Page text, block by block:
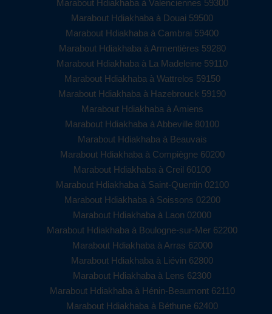
Marabout Hdiakhaba à Valenciennes 59300
Marabout Hdiakhaba à Douai 59500
Marabout Hdiakhaba à Cambrai 59400
Marabout Hdiakhaba à Armentières 59280
Marabout Hdiakhaba à La Madeleine 59110
Marabout Hdiakhaba à Wattrelos 59150
Marabout Hdiakhaba à Hazebrouck 59190
Marabout Hdiakhaba à Amiens
Marabout Hdiakhaba à Abbeville 80100
Marabout Hdiakhaba à Beauvais
Marabout Hdiakhaba à Compiègne 60200
Marabout Hdiakhaba à Creil 60100
Marabout Hdiakhaba à Saint-Quentin 02100
Marabout Hdiakhaba à Soissons 02200
Marabout Hdiakhaba à Laon 02000
Marabout Hdiakhaba à Boulogne-sur-Mer 62200
Marabout Hdiakhaba à Arras 62000
Marabout Hdiakhaba à Liévin 62800
Marabout Hdiakhaba à Lens 62300
Marabout Hdiakhaba à Hénin-Beaumont 62110
Marabout Hdiakhaba à Béthune 62400